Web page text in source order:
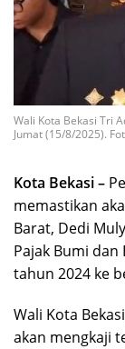
Wali Kota Bekasi Tri
Jumat (15/8/2025).
Kota Bekasi –
memastikan
Barat, Dedi
Pajak Bumi
tahun 2024 ke
Wali Kota
akan mengkaji